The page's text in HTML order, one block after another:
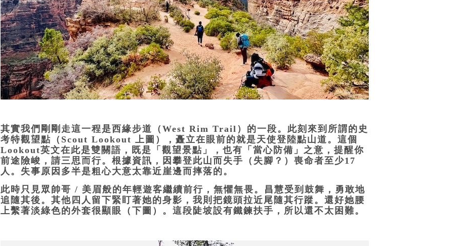
其實我們剛剛走這一程是西緣步道（West Rim Trail）的一段。此刻來到所謂的史
考特觀望點（Scout Lookout 上圖），矗立在眼前的就是天使登陸點山道。這個
Lookout英文在此是雙關語，既是「觀望景點」，也有「當心防備」之意，提醒你
前途險峻，請三思而行。根據資訊，因攀登此山而失手（失腳？）喪命者至少17
人。失事原因多半是粗心大意太靠近崖邊而摔落的。
此時只見眾帥哥 / 美眉般的年輕遊客繼續前行，無懼無畏。昌慧受到鼓舞，勇敢地
追隨其後。其他四人留下緊盯著她的身影，我則把鏡頭拉近尾隨其行蹤。還好她腰
上繫著淡綠色的外套很顯眼（下圖）。這段陡坡設有鐵鍊扶手，所以還不太困難。